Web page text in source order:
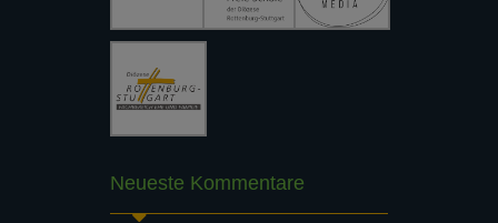
Neueste Kommentare